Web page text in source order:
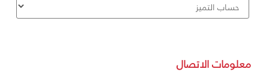
معلومات الاتصال